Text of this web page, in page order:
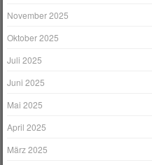
November 2025
Oktober 2025
Juli 2025
Juni 2025
Mai 2025
April 2025
März 2025